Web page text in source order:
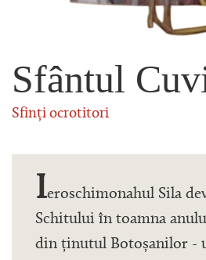
Sfântul
Sfinți ocrotitori
Ieroschimonahul Sila
Schitului în toamna
din ținutul Botoșanilor -